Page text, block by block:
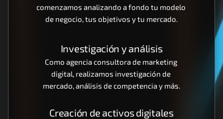
comenzamos analizando a fondo tu modelo
de negocio, tus objetivos y tu mercado.
Investigación y análisis
Como agencia consultora de marketing
digital, realizamos investigación de
mercado, análisis de competencia y más.
Creación de activos digitales